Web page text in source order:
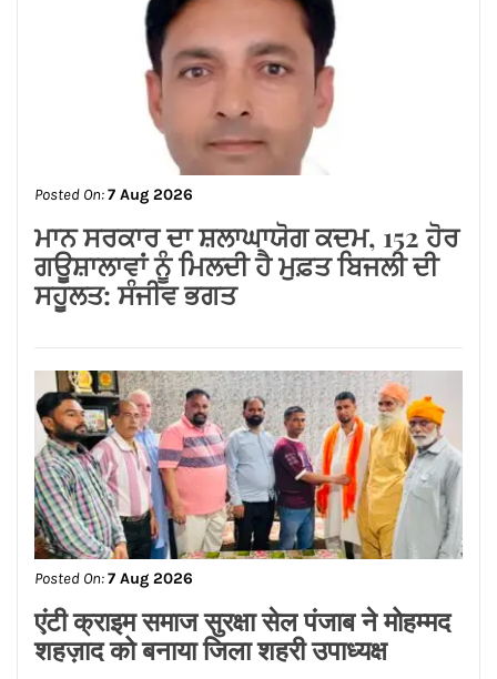
7 Aug 2026
ਮਾਨ ਸਰਕਾਰ ਦਾ ਸ਼ਲਾਘਾਯੋਗ ਕਦਮ, 152 ਹੋਰ
ਗਊਸ਼ਾਲਾਵਾਂ ਨੂੰ ਮਿਲਦੀ ਹੈ ਮੁਫ਼ਤ ਬਿਜਲੀ ਦੀ
ਸਹੂਲਤ: ਸੰਜੀਵ ਭਗਤ
Posted On:7 Aug 2026
एंटी क्राइम समाज सुरक्षा सेल पंजाब ने मोहम्मद
शहज़ाद को बनाया जिला शहरी उपाध्यक्ष